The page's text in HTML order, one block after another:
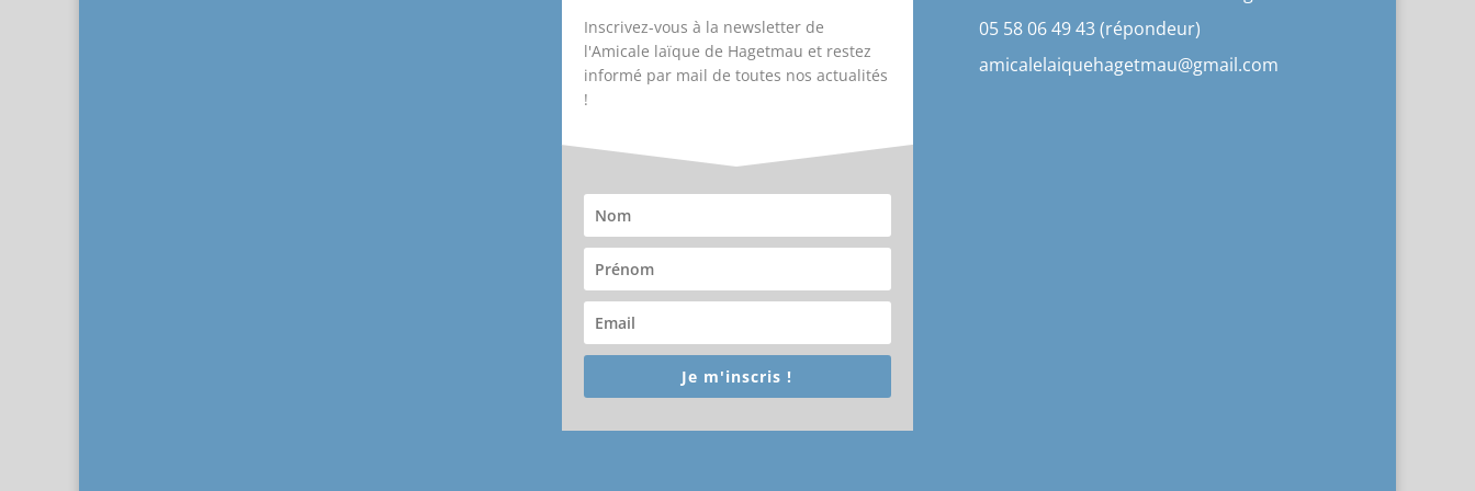
Inscrivez-vous à la newsletter de
l'Amicale laïque de Hagetmau et restez
informé par mail de toutes nos actualités
!
Je m'inscris !
05 58 06 49 43 (répondeur)
amicalelaiquehagetmau@gmail.com